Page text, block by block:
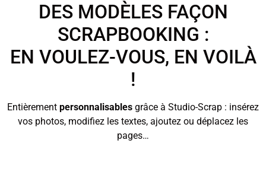
DES MODÈLES FAÇON
SCRAPBOOKING :
EN VOULEZ-VOUS, EN VOILÀ
!
Entièrement personnalisables grâce à Studio-Scrap : insérez
vos photos, modifiez les textes, ajoutez ou déplacez les
pages…